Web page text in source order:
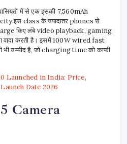
में से एक इसकी 7,560mAh
इस class के ज्यादातर phones से
किए लंबे video playback, gaming
करती है। इसमें 100W wired fast
उम्मीद है, जो charging time को काफी
Launched in India: Price,
Date 2026
Camera